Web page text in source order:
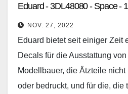
Eduard - 3DL48080 - Space -
NOV. 27, 2022
Eduard bietet seit einiger Zeit
Decals für die Ausstattung
Modellbauer, die Ätzteile
oder bedruckt, und für die, die